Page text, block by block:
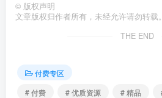
© 版权声明
文章版权归作者所有，未经允许请勿转载。
THE END
付费专区
# 付费
# 优质资源 # 精品